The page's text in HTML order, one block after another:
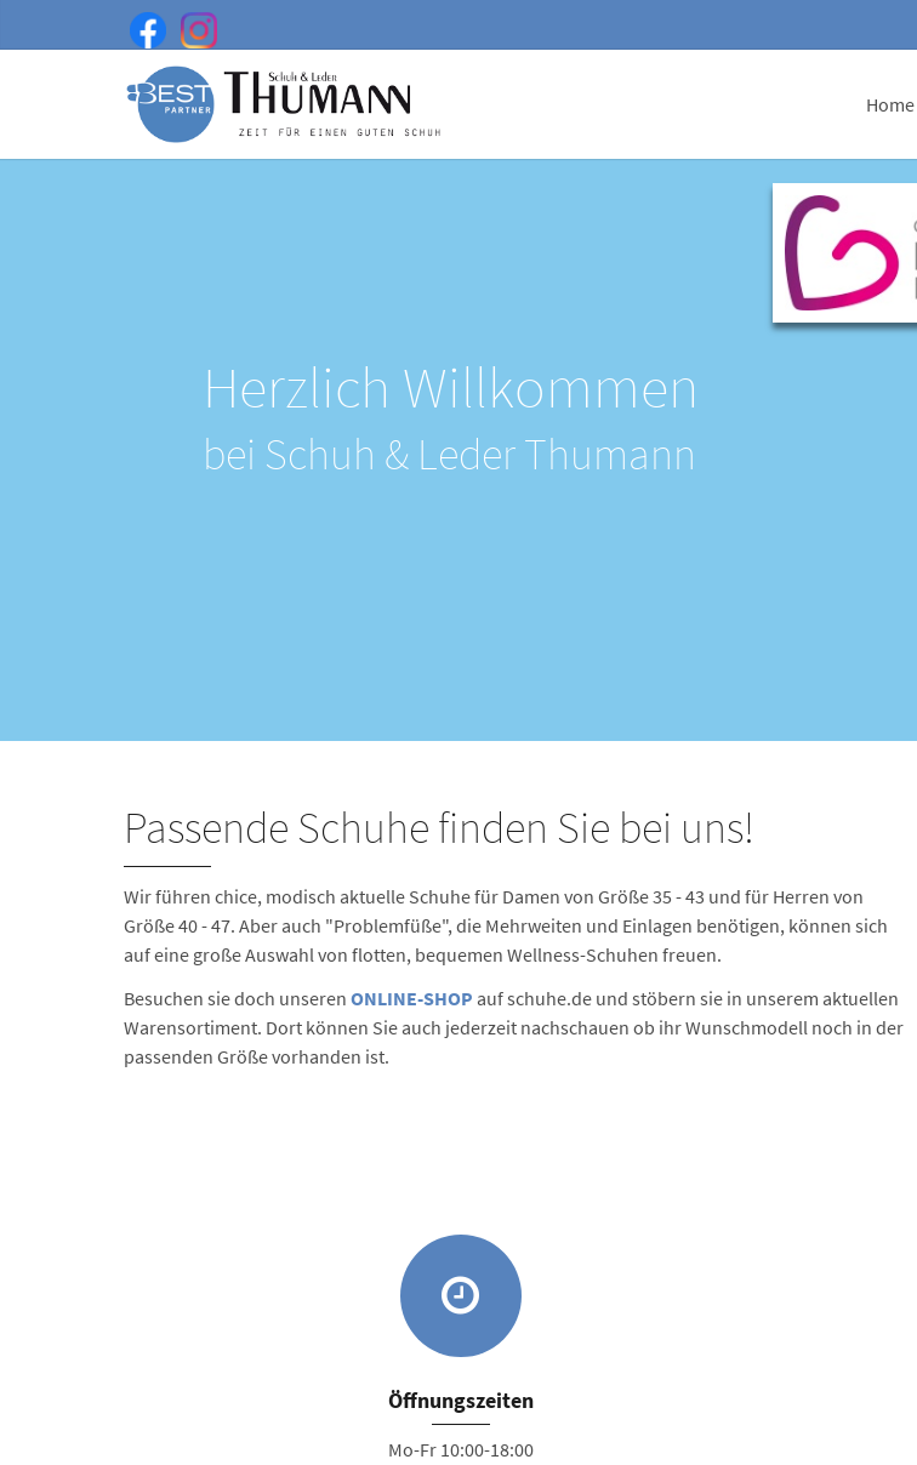
Home
Herzlich Willkommen
bei Schuh & Leder Thumann
Passende Schuhe finden Sie bei uns!
Wir führen chice, modisch aktuelle Schuhe für Damen von Größe 35 - 43 und für Herren von
Größe 40 - 47. Aber auch "Problemfüße", die Mehrweiten und Einlagen benötigen, können sich
auf eine große Auswahl von flotten, bequemen Wellness-Schuhen freuen.
Besuchen sie doch unseren ONLINE-SHOP auf schuhe.de und stöbern sie in unserem aktuellen
Warensortiment. Dort können Sie auch jederzeit nachschauen ob ihr Wunschmodell noch in der
passenden Größe vorhanden ist.
Öffnungszeiten
Mo-Fr 10:00-18:00